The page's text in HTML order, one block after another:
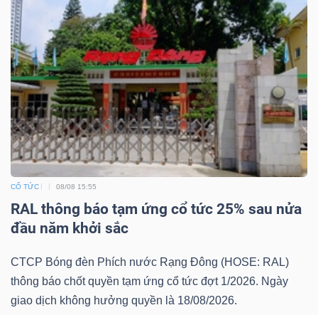
CỔ TỨC 08/08 15:55
RAL thông báo tạm ứng cổ tức 25% sau nửa
đầu năm khởi sắc
CTCP Bóng đèn Phích nước Rạng Đông (HOSE: RAL)
thông báo chốt quyền tạm ứng cổ tức đợt 1/2026. Ngày
giao dịch không hưởng quyền là 18/08/2026.
Mã
chứng
khoán
(-)
Tất cả Cổ phiếu Chỉ số Chứng chỉ quỹ Chứng
Lãnh
đạo
(-)
Tất cả Người nội bộ Người liên quan
Tin
tức
(-)